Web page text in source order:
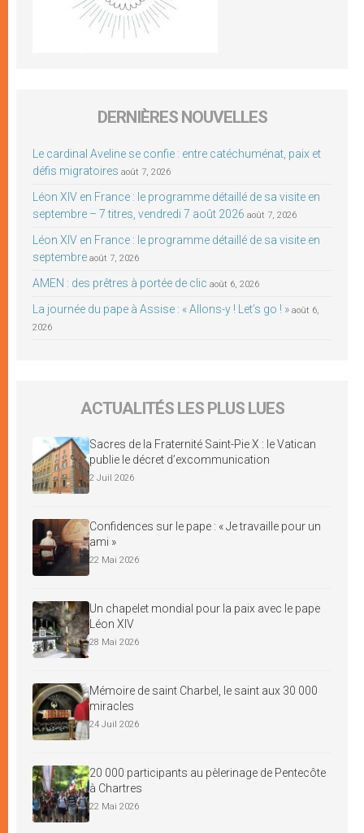
DERNIÈRES NOUVELLES
Le cardinal Aveline se confie : entre catéchuménat, paix et
défis migratoires août 7, 2026
Léon XIV en France : le programme détaillé de sa visite en
septembre – 7 titres, vendredi 7 août 2026 août 7, 2026
Léon XIV en France : le programme détaillé de sa visite en
septembre août 7, 2026
AMEN : des prêtres à portée de clic août 6, 2026
La journée du pape à Assise : « Allons-y ! Let’s go ! » août 6,
2026
ACTUALITÉS LES PLUS LUES
Sacres de la Fraternité Saint-Pie X : le Vatican
publie le décret d’excommunication
2 Juil 2026
Confidences sur le pape : « Je travaille pour un
ami »
22 Mai 2026
Un chapelet mondial pour la paix avec le pape
Léon XIV
28 Mai 2026
Mémoire de saint Charbel, le saint aux 30 000
miracles
24 Juil 2026
20 000 participants au pèlerinage de Pentecôte
à Chartres
22 Mai 2026